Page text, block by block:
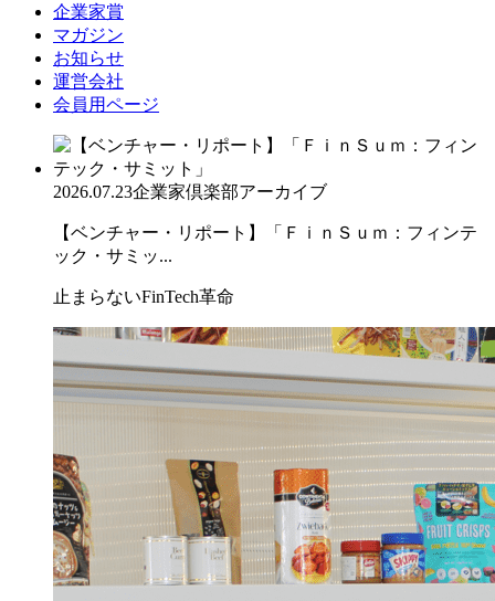
企業家賞
マガジン
お知らせ
運営会社
会員用ページ
2026.07.23企業家倶楽部アーカイブ
【ベンチャー・リポート】「ＦｉｎＳｕｍ：フィンテ
ック・サミッ...
止まらないFinTech革命